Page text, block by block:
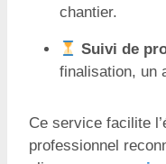
chantier.
Suivi de
finalisation, un
Ce service facilite
professionnel